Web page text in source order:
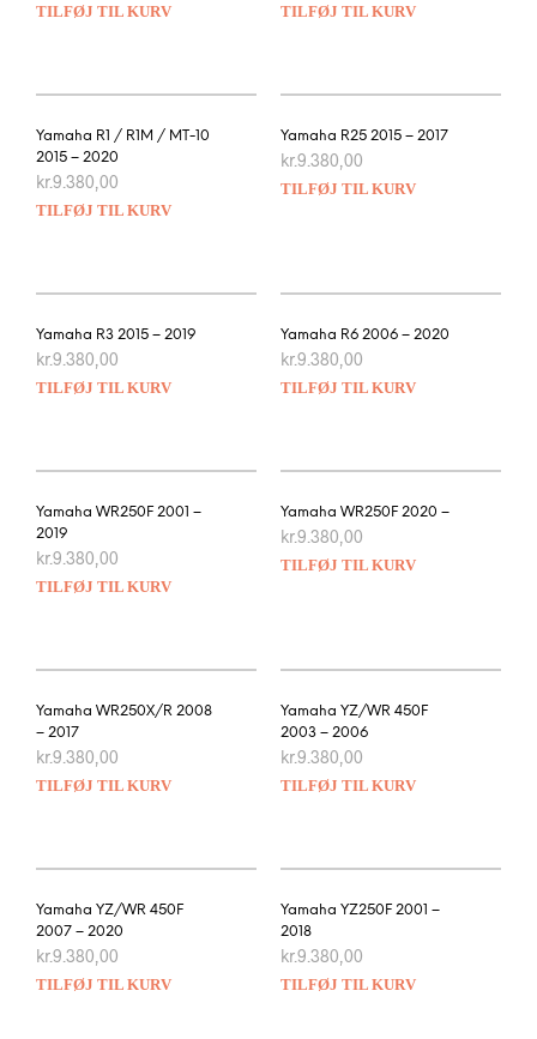
TILFØJ TIL KURV TILFØJ TIL KURV
Yamaha R1 / R1M / MT-10
2015 – 2020
kr.9.380,00
TILFØJ TIL KURV
Yamaha R25 2015 – 2017
kr.9.380,00
TILFØJ TIL KURV
Yamaha R3 2015 – 2019
kr.9.380,00
TILFØJ TIL KURV
Yamaha R6 2006 – 2020
kr.9.380,00
TILFØJ TIL KURV
Yamaha WR250F 2001 –
2019
kr.9.380,00
TILFØJ TIL KURV
Yamaha WR250F 2020 –
kr.9.380,00
TILFØJ TIL KURV
Yamaha WR250X/R 2008
– 2017
kr.9.380,00
TILFØJ TIL KURV
Yamaha YZ/WR 450F
2003 – 2006
kr.9.380,00
TILFØJ TIL KURV
Yamaha YZ/WR 450F
2007 – 2020
kr.9.380,00
TILFØJ TIL KURV
Yamaha YZ250F 2001 –
2018
kr.9.380,00
TILFØJ TIL KURV